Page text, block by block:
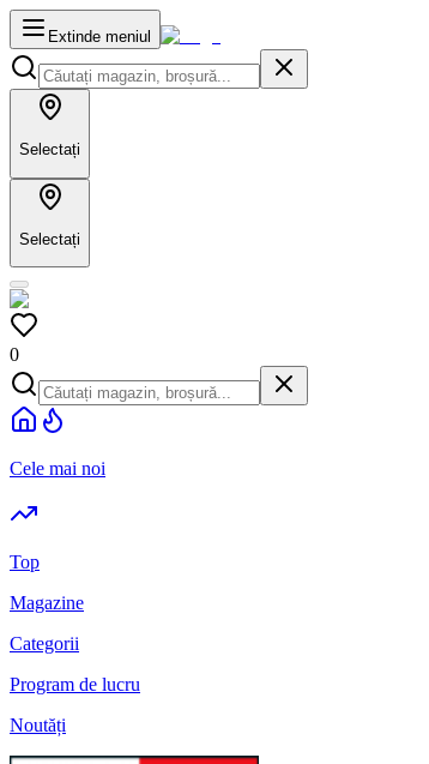
Extinde meniul
Selectați
Selectați
0
Cele mai noi
Top
Magazine
Categorii
Program de lucru
Noutăți